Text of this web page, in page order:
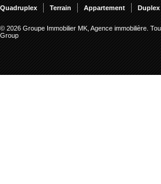
Quadruplex Terrain Appartement Duplex
© 2026 Groupe Immobilier MK, Agence immobilière.
Group